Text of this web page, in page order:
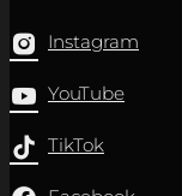
Instagram
YouTube
TikTok